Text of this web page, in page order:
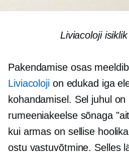
Liviacoloji
Pakendamise osas
Liviacolojion edukad iga
kohandamisel. Sel juhul
rumeeniakeelse sõnaga
kui armas on sellise
ostu vastuvõtmine. Selles